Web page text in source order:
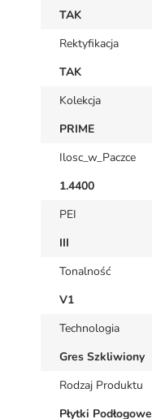
TAK
Rektyfikacja
TAK
Kolekcja
PRIME
Ilosc_w_Paczce
1.4400
PEI
III
Tonalność
V1
Technologia
Gres Szkliwiony
Rodzaj Produktu
Płytki Podłogowe